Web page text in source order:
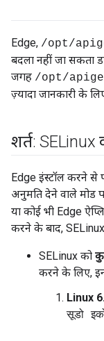
Edge, /opt/
बदला नहीं जा सकता
जगह /opt/
ज़्यादा जानकारी के
शर्त:
Edge इंस्टॉल करने से
अनुमति देने वाले मोड
या कोई भी Edge
करने के बाद,
SELinux को
करने के लिए,
Linux
सूडो